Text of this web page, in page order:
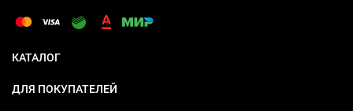
КАТАЛОГ
ДЛЯ ПОКУПАТЕЛЕЙ